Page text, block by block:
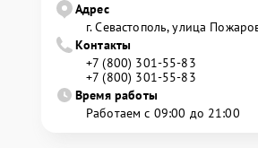
Адрес
г. Севастополь, улица
Контакты
+7 (800) 301-55-83
+7 (800) 301-55-83
Время работы
Работаем с 09:00 до 21:00